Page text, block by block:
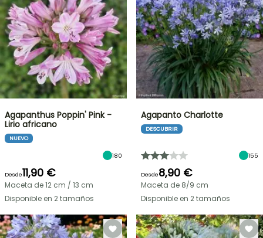
Agapanthus Poppin' Pink -
Lirio africano
NUEVO
180
Desde11,90 €
Maceta de 12 cm / 13 cm
Disponible en 2 tamaños
Agapanto Charlotte
DESCUBRIR
155
Desde8,90 €
Maceta de 8/9 cm
Disponible en 2 tamaños